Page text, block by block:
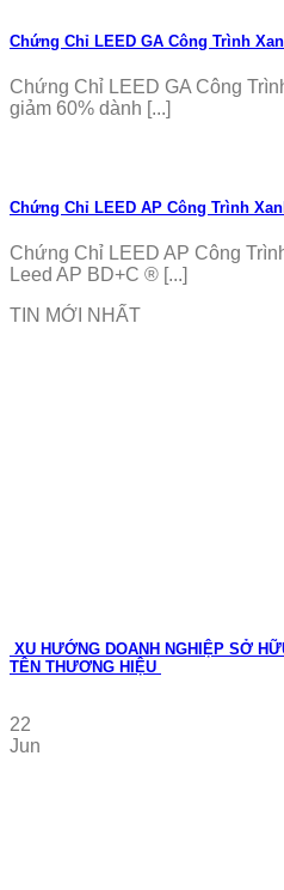
Chứng Chỉ LEED GA Công Trình
Chứng Chỉ LEED GA Công
giảm 60% dành [...]
Chứng Chỉ LEED AP Công Trình
Chứng Chỉ LEED AP Công
Leed AP BD+C ® [...]
TIN MỚI NHẤT
XU HƯỚNG DOANH NGHIỆP SỞ
TÊN THƯƠNG HIỆU
22
Jun